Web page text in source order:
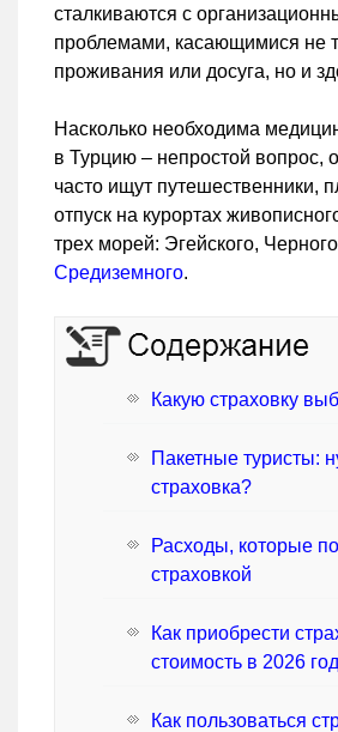
сталкиваются с
проблемами, касающимися не
проживания или досуга, но и
Насколько необходима
в Турцию – непростой вопрос,
часто ищут путешественники,
отпуск на курортах
трех морей: Эгейского,
Средиземного.
Какую страховку
Пакетные туристы:
страховка?
Расходы, которые
страховкой
Как приобрести
стоимость в 2026
Как пользоваться